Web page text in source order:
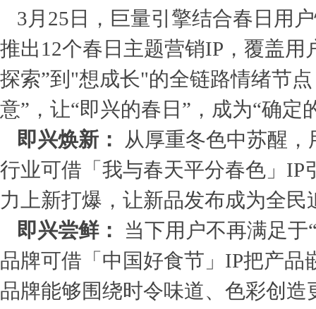
3月25日，巨量引擎结合春日用
推出12个春日主题营销IP，覆盖用
探索”到"想成长"的全链路情绪节
意”，让“即兴的春日”，成为“确定
即兴焕新：
从厚重冬色中苏醒
行业可借「我与春天平分春色」IP
力上新打爆，让新品发布成为全民
即兴尝鲜：
当下用户不再满足于
品牌可借「中国好食节」IP把产
品牌能够围绕时令味道、色彩创造